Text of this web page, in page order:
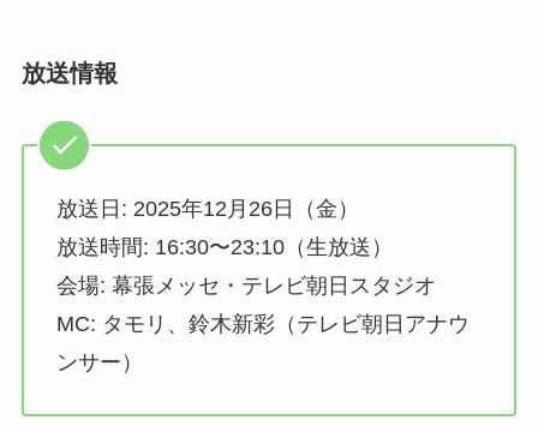
放送情報
放送日: 2025年12月26日（金）
放送時間: 16:30〜23:10（生放送）
会場: 幕張メッセ・テレビ朝日スタジオ
MC: タモリ、鈴木新彩（テレビ朝日アナウ
ンサー）